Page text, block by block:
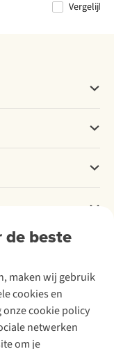
Vergelijk
beste
maken wij gebruik
cookies en
cookie policy
netwerken
om je